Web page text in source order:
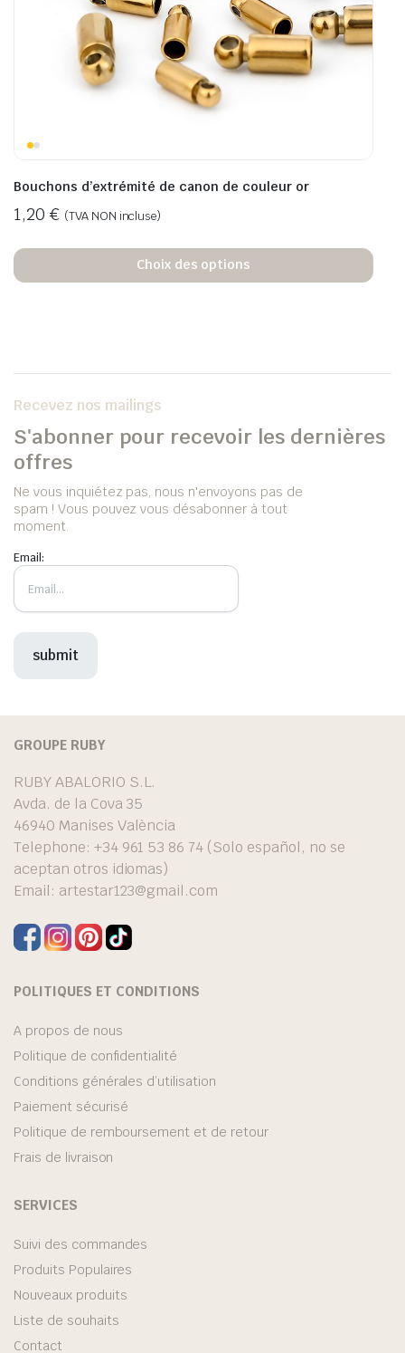
Bouchons d’extrémité de canon de couleur or
1,20 € (TVA NON incluse)
Choix des options
Recevez nos mailings
S'abonner pour recevoir les dernières
offres
Ne vous inquiétez pas, nous n'envoyons pas de
spam ! Vous pouvez vous désabonner à tout
moment.
Email:
GROUPE RUBY
RUBY ABALORIO S.L.
Avda. de la Cova 35
46940 Manises València
Telephone: +34 961 53 86 74 (Solo español, no se
aceptan otros idiomas)
Email: artestar123@gmail.com
POLITIQUES ET CONDITIONS
A propos de nous
Politique de confidentialité
Conditions générales d’utilisation
Paiement sécurisé
Politique de remboursement et de retour
Frais de livraison
SERVICES
Suivi des commandes
Produits Populaires
Nouveaux produits
Liste de souhaits
Contact